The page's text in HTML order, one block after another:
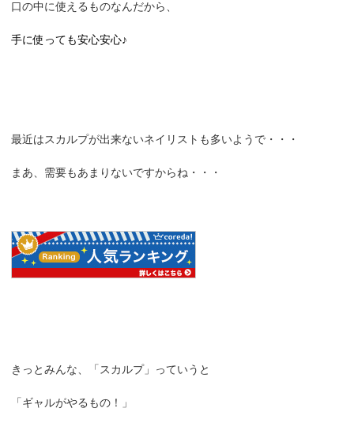
口の中に使えるものなんだから、
手に使っても安心安心♪
最近はスカルプが出来ないネイリストも多いようで・・・
まあ、需要もあまりないですからね・・・
きっとみんな、「スカルプ」っていうと
「ギャルがやるもの！」